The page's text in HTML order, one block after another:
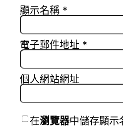
顯示名稱 *
電子郵件地址 *
個人網站網址
在瀏覽器中儲存顯示